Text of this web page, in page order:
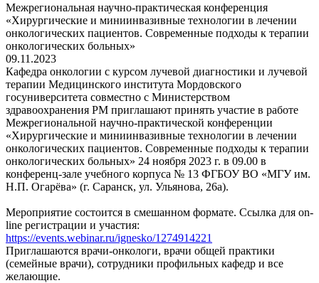
Межрегиональная научно-практическая конференция
«Хирургические и миниинвазивные технологии в лечении
онкологических пациентов. Современные подходы к терапии
онкологических больных»
09.11.2023
Кафедра онкологии с курсом лучевой диагностики и лучевой
терапии Медицинского института Мордовского
госуниверситета совместно с Министерством
здравоохранения РМ приглашают принять участие в работе
Межрегиональной научно-практической конференции
«Хирургические и миниинвазивные технологии в лечении
онкологических пациентов. Современные подходы к терапии
онкологических больных» 24 ноября 2023 г. в 09.00 в
конференц-зале учебного корпуса № 13 ФГБОУ ВО «МГУ им.
Н.П. Огарёва» (г. Саранск, ул. Ульянова, 26а).
Мероприятие состоится в смешанном формате. Ссылка для on-
line регистрации и участия:
https://events.webinar.ru/ignesko/1274914221
Приглашаются врачи-онкологи, врачи общей практики
(семейные врачи), сотрудники профильных кафедр и все
желающие.